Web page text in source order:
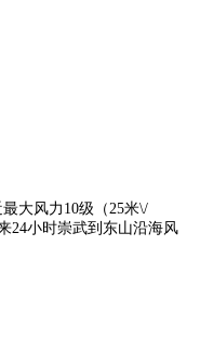
大风力10级（25米\/
24小时崇武到东山沿海风